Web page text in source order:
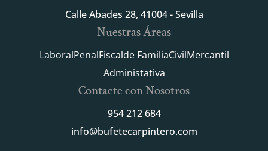
Calle Abades 28, 41004 - Sevilla
Nuestras Áreas
LaboralPenalFiscalde FamiliaCivilMercantil
Administativa
Contacte con Nosotros
954 212 684
info@bufetecarpintero.com